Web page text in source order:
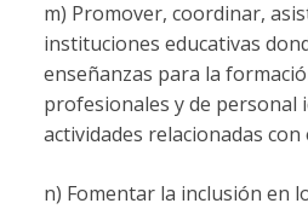
m) Promover, coordinar,
instituciones educativas
enseñanzas para la
profesionales y de personal
actividades relacionadas
n) Fomentar la inclusión en